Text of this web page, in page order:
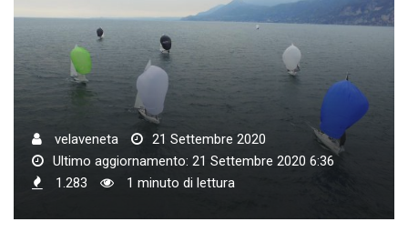
velaveneta
21 Settembre 2020
Ultimo aggiornamento: 21 Settembre 2020 6:36
1.283
1 minuto di lettura